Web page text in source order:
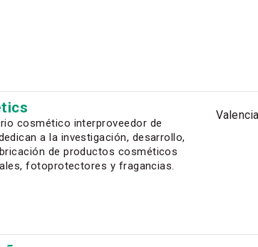
cosmético interproveedor de
a la investigación, desarrollo,
de productos cosméticos
fotoprotectores y fragancias.